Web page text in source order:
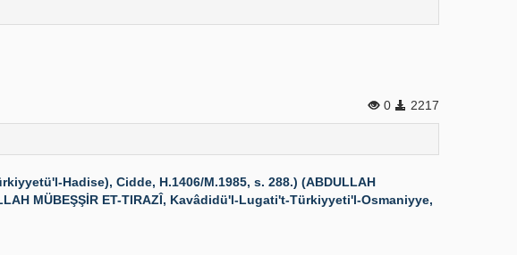
0 2217
Hadise), Cidde, H.1406/M.1985, s. 288.) (ABDULLAH
MÜBEŞŞİR ET-TIRAZÎ, Kavâdidü'l-Lugati't-Türkiyyeti'l-Osmaniyye,